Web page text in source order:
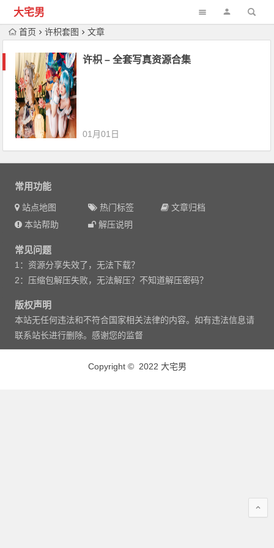
大宅男
首页 许枳套图 文章
许枳 – 全套写真资源合集
01月01日
常用功能
站点地图 热门标签
文章归档
本站帮助
解压说明
常见问题
1：资源分享失效了，无法下载？
2：压缩包解压失败，无法解压？不知道解压密码？
版权声明
本站无任何违法和不符合国家相关法律的内容。如有违法信息请
联系站长进行删除。感谢您的监督
Copyright © 2022 大宅男